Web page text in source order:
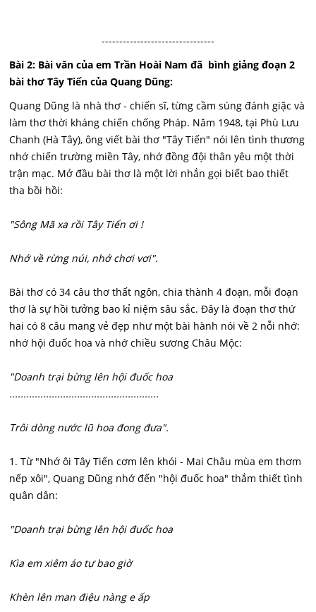
--------------------------------
Bài 2: Bài văn của em Trần Hoài Nam đã bình giảng đoạn 2
bài thơ Tây Tiến của Quang Dũng:
Quang Dũng là nhà thơ - chiến sĩ, từng cầm súng đánh giặc và
làm thơ thời kháng chiến chống Pháp. Năm 1948, tại Phù Lưu
Chanh (Hà Tây), ông viết bài thơ "Tây Tiến" nói lên tình thương
nhớ chiến trường miền Tây, nhớ đồng đội thân yêu một thời
trận mạc. Mở đầu bài thơ là một lời nhắn gọi biết bao thiết
tha bồi hồi:
"Sông Mã xa rồi Tây Tiến ơi !
Nhớ về rừng núi, nhớ chơi vơi".
Bài thơ có 34 câu thơ thất ngôn, chia thành 4 đoạn, mỗi đoạn
thơ là sự hồi tưởng bao kỉ niệm sâu sắc. Đây là đoạn thơ thứ
hai có 8 câu mang vẻ đẹp như một bài hành nói về 2 nỗi nhớ:
nhớ hội đuốc hoa và nhớ chiều sương Châu Mộc:
"Doanh trại bừng lên hội đuốc hoa
.....................................................
Trôi dòng nước lũ hoa đong đưa".
1. Từ "Nhớ ôi Tây Tiến cơm lên khói - Mai Châu mùa em thơm
nếp xôi", Quang Dũng nhớ đến "hội đuốc hoa" thắm thiết tình
quân dân:
"Doanh trại bừng lên hội đuốc hoa
Kìa em xiêm áo tự bao giờ
Khèn lên man điệu nàng e ấp